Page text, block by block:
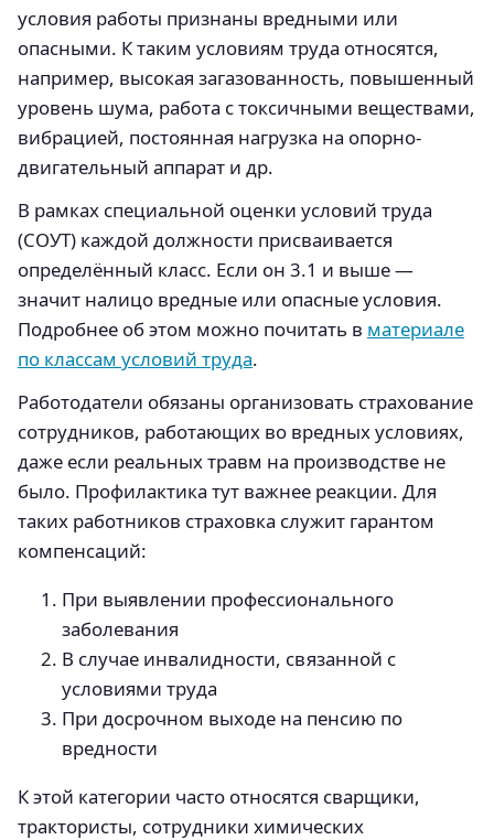
условия работы признаны вредными или
опасными. К таким условиям труда относятся,
например, высокая загазованность, повышенный
уровень шума, работа с токсичными веществами,
вибрацией, постоянная нагрузка на опорно-
двигательный аппарат и др.
В рамках специальной оценки условий труда
(СОУТ) каждой должности присваивается
определённый класс. Если он 3.1 и выше —
значит налицо вредные или опасные условия.
Подробнее об этом можно почитать в материале
по классам условий труда.
Работодатели обязаны организовать страхование
сотрудников, работающих во вредных условиях,
даже если реальных травм на производстве не
было. Профилактика тут важнее реакции. Для
таких работников страховка служит гарантом
компенсаций:
При выявлении профессионального
заболевания
В случае инвалидности, связанной с
условиями труда
При досрочном выходе на пенсию по
вредности
К этой категории часто относятся сварщики,
трактористы, сотрудники химических